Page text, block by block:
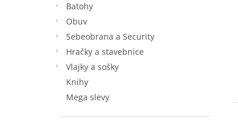
Batohy
Obuv
Sebeobrana a Security
Hračky a stavebnice
Vlajky a sošky
Knihy
Mega slevy